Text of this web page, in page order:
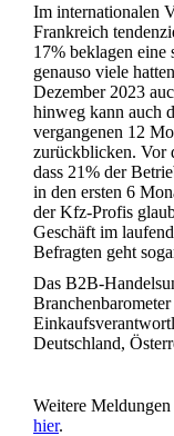
Im internationalen
Frankreich
17% beklagen eine
genauso viele
Dezember 2023
hinweg kann auch
vergangenen 12
zurückblicken. Vor
dass 21% der
in den ersten 6
der Kfz-Profis
Geschäft im
Befragten geht
Das B2B-
Deutschland,
Weitere
hier.